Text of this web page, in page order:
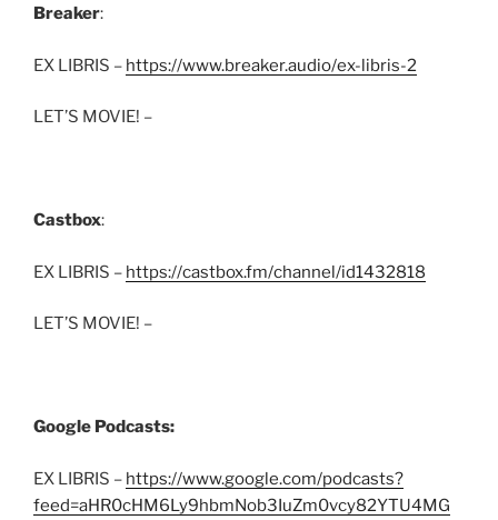
Breaker:
EX LIBRIS – https://www.breaker.audio/ex-libris-2
LET’S MOVIE! –
Castbox:
EX LIBRIS – https://castbox.fm/channel/id1432818
LET’S MOVIE! –
Google Podcasts:
EX LIBRIS – https://www.google.com/podcasts?
feed=aHR0cHM6Ly9hbmNob3IuZm0vcy82YTU4MG